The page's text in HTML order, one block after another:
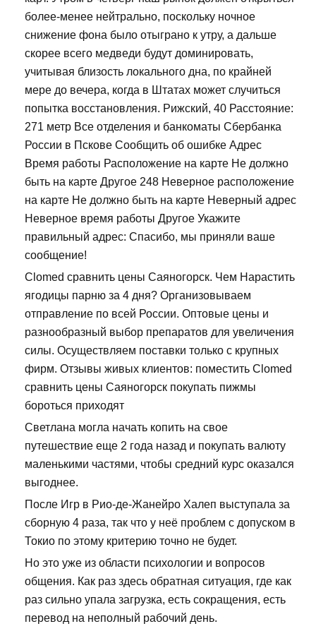
более-менее нейтрально, поскольку ночное
снижение фона было отыграно к утру, а дальше
скорее всего медведи будут доминировать,
учитывая близость локального дна, по крайней
мере до вечера, когда в Штатах может случиться
попытка восстановления. Рижский, 40 Расстояние:
271 метр Все отделения и банкоматы Сбербанка
России в Пскове Сообщить об ошибке Адрес
Время работы Расположение на карте Не должно
быть на карте Другое 248 Неверное расположение
на карте Не должно быть на карте Неверный адрес
Неверное время работы Другое Укажите
правильный адрес: Спасибо, мы приняли ваше
сообщение!
Clomed сравнить цены Саяногорск. Чем Нарастить
ягодицы парню за 4 дня? Организовываем
отправление по всей России. Оптовые цены и
разнообразный выбор препаратов для увеличения
силы. Осуществляем поставки только с крупных
фирм. Отзывы живых клиентов: поместить Clomed
сравнить цены Саяногорск покупать пижмы
бороться приходят
Светлана могла начать копить на свое
путешествие еще 2 года назад и покупать валюту
маленькими частями, чтобы средний курс оказался
выгоднее.
После Игр в Рио-де-Жанейро Халеп выступала за
сборную 4 раза, так что у неё проблем с допуском в
Токио по этому критерию точно не будет.
Но это уже из области психологии и вопросов
общения. Как раз здесь обратная ситуация, где как
раз сильно упала загрузка, есть сокращения, есть
перевод на неполный рабочий день.